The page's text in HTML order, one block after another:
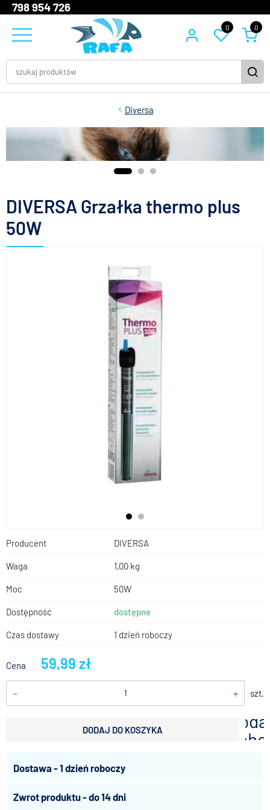
798 954 726
0 0
Diversa
DIVERSA Grzałka thermo plus
50W
Producent DIVERSA
Waga 1,00 kg
Moc 50W
Dostępność dostępne
Czas dostawy 1 dzień roboczy
Cena 59,99 zł
- + szt.
DODAJ DO KOSZYKA
Dostawa - 1 dzień roboczy
Zwrot produktu - do 14 dni